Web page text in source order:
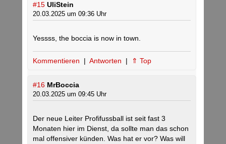
#15 UliStein
20.03.2025 um 09:36 Uhr
Yessss, the boccia is now in town.
Kommentieren | Antworten | ⇑ Top
#16 MrBoccia
20.03.2025 um 09:45 Uhr
Der neue Leiter Profifussball ist seit fast 3
Monaten hier im Dienst, da sollte man das schon
mal offensiver künden. Was hat er vor? Was will